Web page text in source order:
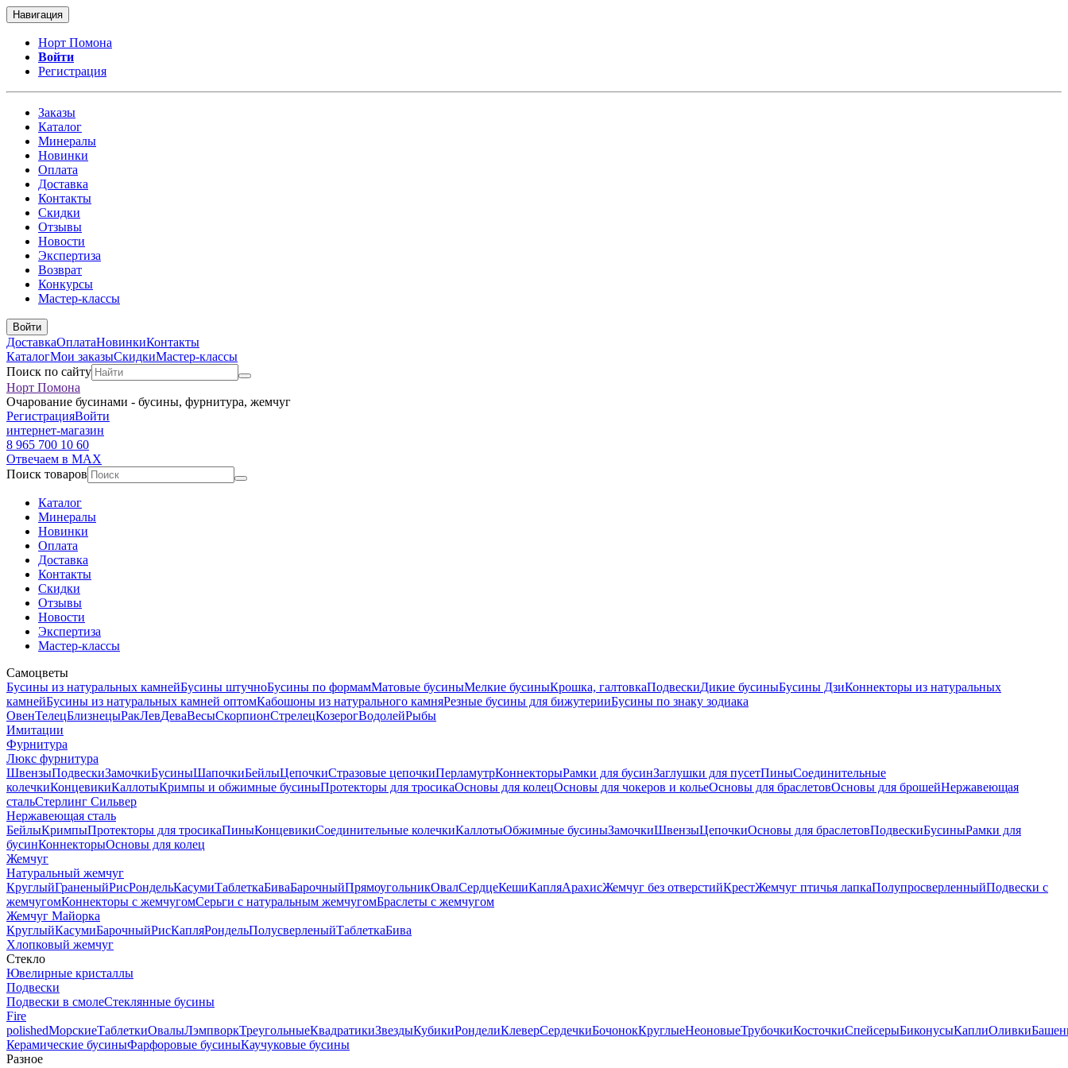
Навигация
Норт Помона
Войти
Регистрация
Заказы
Каталог
Минералы
Новинки
Оплата
Доставка
Контакты
Скидки
Отзывы
Новости
Экспертиза
Возврат
Конкурсы
Мастер-классы
Войти
ДоставкаОплатаНовинкиКонтакты
КаталогМои заказыСкидкиМастер-классы
Поиск по сайту
Норт Помона
Очарование бусинами - бусины, фурнитура, жемчуг
РегистрацияВойти
интернет-магазин
8 965 700 10 60
Отвечаем в MAX
Поиск товаров
Каталог
Минералы
Новинки
Оплата
Доставка
Контакты
Скидки
Отзывы
Новости
Экспертиза
Мастер-классы
Самоцветы
Бусины из натуральных камнейБусины штучноБусины по формамМатовые бусиныМелкие бусиныКрошка, галтовкаПодвескиДикие бусиныБусины ДзиКоннекторы из натуральных
камнейБусины из натуральных камней оптомКабошоны из натурального камняРезные бусины для бижутерииБусины по знаку зодиака
ОвенТелецБлизнецыРакЛевДеваВесыСкорпионСтрелецКозерогВодолейРыбы
Имитации
Фурнитура
Люкс фурнитура
ШвензыПодвескиЗамочкиБусиныШапочкиБейлыЦепочкиСтразовые цепочкиПерламутрКоннекторыРамки для бусинЗаглушки для пусетПиныСоединительные
колечкиКонцевикиКаллотыКримпы и обжимные бусиныПротекторы для тросикаОсновы для колецОсновы для чокеров и кольеОсновы для браслетовОсновы для брошейНержавеющая
стальСтерлинг Сильвер
Нержавеющая сталь
БейлыКримпыПротекторы для тросикаПиныКонцевикиСоединительные колечкиКаллотыОбжимные бусиныЗамочкиШвензыЦепочкиОсновы для браслетовПодвескиБусиныРамки для
бусинКоннекторыОсновы для колец
Жемчуг
Натуральный жемчуг
КруглыйГраненыйРисРондельКасумиТаблеткаБиваБарочныйПрямоугольникОвалСердцеКешиКапляАрахисЖемчуг без отверстийКрестЖемчуг птичья лапкаПолупросверленныйПодвески с
жемчугомКоннекторы с жемчугомСерьги с натуральным жемчугомБраслеты с жемчугом
Жемчуг Майорка
КруглыйКасумиБарочныйРисКапляРондельПолусверленыйТаблеткаБива
Хлопковый жемчуг
Стекло
Ювелирные кристаллы
Подвески
Подвески в смолеСтеклянные бусины
Fire
polishedМорскиеТаблеткиОвалыЛэмпворкТреугольныеКвадратикиЗвездыКубикиРонделиКлеверСердечкиБочонокКруглыеНеоновыеТрубочкиКосточкиСпейсерыБиконусыКаплиОливки
Керамические бусиныФарфоровые бусиныКаучуковые бусины
Разное